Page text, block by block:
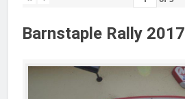
Barnstaple Rally 2017